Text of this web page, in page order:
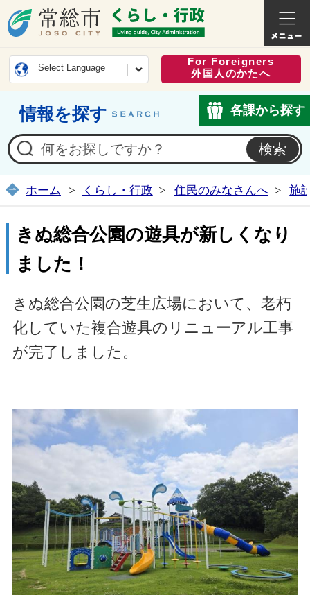
常総市公式ホームページ
くらし
Select Language
For Foreigners
外国人のかたへ
情報を探す 各課から探す
ホーム くらし・行政 住民のみなさんへ 施
きぬ総合公園の遊具が新しくなり
ました！
きぬ総合公園の芝生広場において、老朽
化していた複合遊具のリニューアル工事
が完了しました。